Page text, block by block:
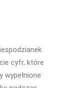
cyfr, które
wypełnione